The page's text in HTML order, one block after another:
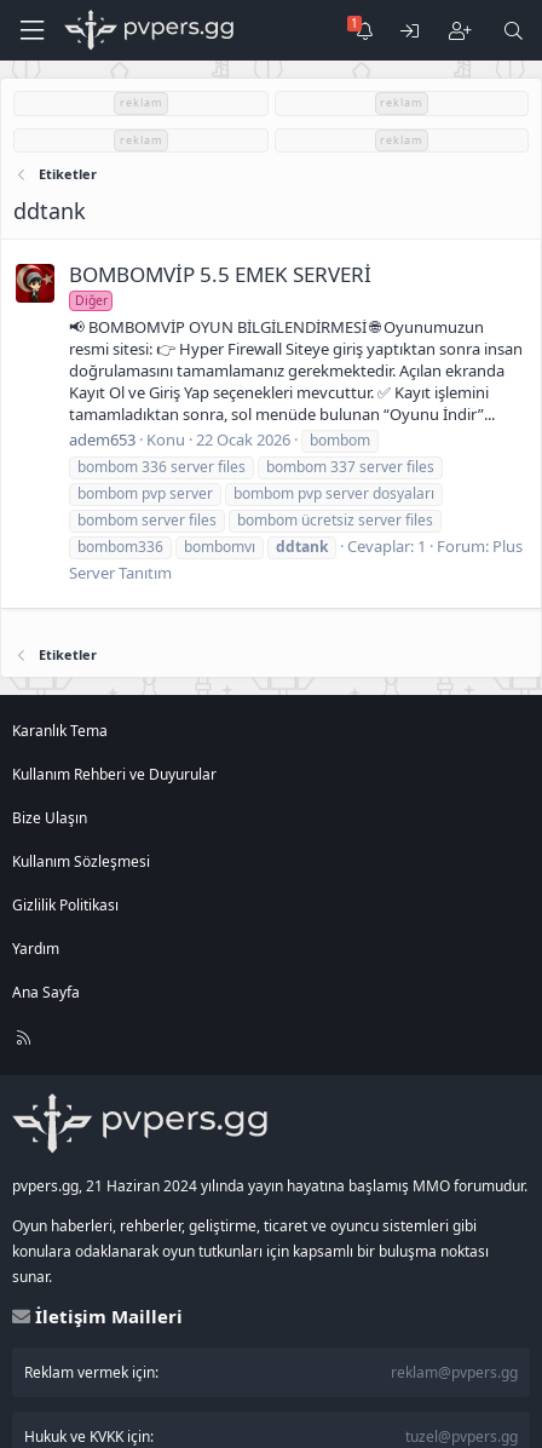
reklam reklam
reklam reklam
Etiketler
ddtank
BOMBOMVİP 5.5 EMEK SERVERİ
Diğer
📢 BOMBOMVİP OYUN BİLGİLENDİRMESİ 🌐 Oyunumuzun
resmi sitesi: 👉 Hyper Firewall Siteye giriş yaptıktan sonra insan
doğrulamasını tamamlamanız gerekmektedir. Açılan ekranda
Kayıt Ol ve Giriş Yap seçenekleri mevcuttur. ✅ Kayıt işlemini
tamamladıktan sonra, sol menüde bulunan “Oyunu İndir”...
adem653 Konu 22 Ocak 2026
bombom
bombom 336 server files
bombom 337 server files
bombom pvp server
bombom pvp server dosyaları
bombom server files
bombom ücretsiz server files
bombom336
bombomvı ddtank Cevaplar: 1 Forum: Plus
Server Tanıtım
Etiketler
Karanlık Tema
Kullanım Rehberi ve Duyurular
Bize Ulaşın
Kullanım Sözleşmesi
Gizlilik Politikası
Yardım
Ana Sayfa
R
pvpers.gg, 21 Haziran 2024 yılında yayın hayatına başlamış MMO forumudur.
Oyun haberleri, rehberler, geliştirme, ticaret ve oyuncu sistemleri gibi
konulara odaklanarak oyun tutkunları için kapsamlı bir buluşma noktası
sunar.
İletişim Mailleri
Reklam vermek için: reklam@pvpers.gg
Hukuk ve KVKK için: tuzel@pvpers.gg